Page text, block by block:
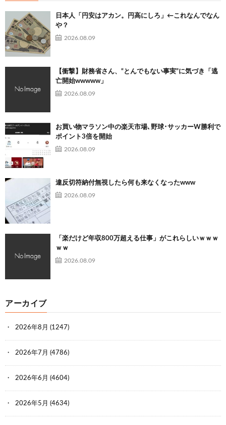
日本人「円安はアカン。円高にしろ」←これなんでなん
や？
2026.08.09
【衝撃】財務省さん、“とんでもない事実”に気づき「逃
亡開始wwwww」
2026.08.09
お買い物マラソン中の楽天市場､野球･サッカーW勝利で
ポイント3倍を開始
2026.08.09
違反切符納付無視したら何も来なくなったwww
2026.08.09
「楽だけど年収800万超える仕事」がこれらしいｗｗｗ
ｗｗ
2026.08.09
アーカイブ
2026年8月 (1247)
2026年7月 (4786)
2026年6月 (4604)
2026年5月 (4634)